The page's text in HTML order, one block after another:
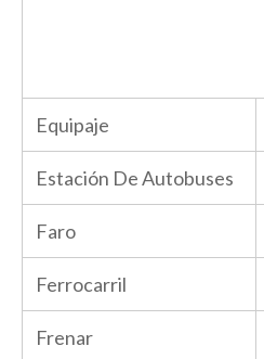
Equipaje
Estación De Autobuses
Faro
Ferrocarril
Frenar